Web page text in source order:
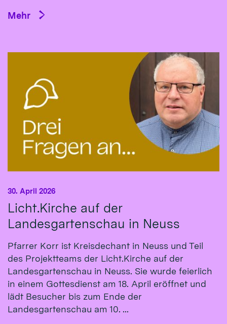
Mehr
Licht.Kirche auf der
Landesgartenschau in Neuss
30. April 2026
Pfarrer Korr ist Kreisdechant in Neuss und Teil
des Projektteams der Licht.Kirche auf der
Landesgartenschau in Neuss. Sie wurde feierlich
in einem Gottesdienst am 18. April eröffnet und
lädt Besucher bis zum Ende der
Landesgartenschau am 10. ...